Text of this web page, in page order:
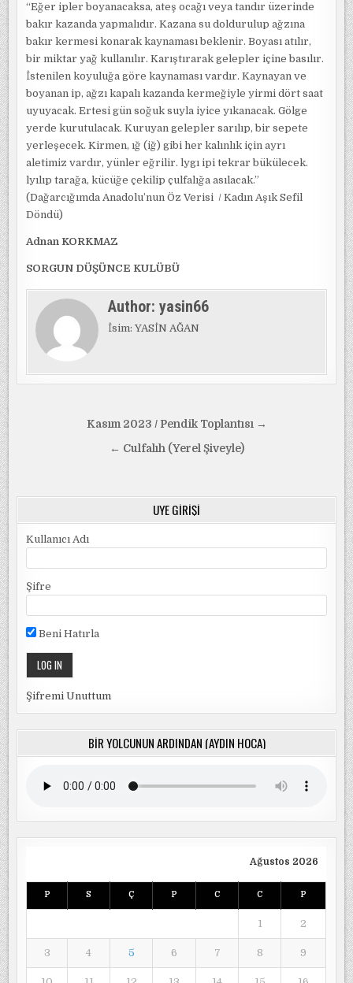
“Eğer ipler boyanacaksa, ateş ocağı veya tandır üzerinde
bakır kazanda yapmalıdır. Kazana su doldurulup ağzına
bakır kermesi konarak kaynaması beklenir. Boyası atılır,
bir miktar yağ kullanılır. Karıştırarak gelepler içine basılır.
İstenilen koyuluğa göre kaynaması vardır. Kaynayan ve
boyanan ip, ağzı kapalı kazanda kermeğiyle yirmi dört saat
uyuyacak. Ertesi gün soğuk suyla iyice yıkanacak. Gölge
yerde kurutulacak. Kuruyan gelepler sarılıp, bir sepete
yerleşecek. Kirmen, ığ (iğ) gibi her kalınlık için ayrı
aletimiz vardır, yünler eğrilir. lygı ipi tekrar bükülecek.
lyılıp tarağa, kücüğe çekilip çulfalığa asılacak.”
(Dağarcığımda Anadolu’nun Öz Verisi / Kadın Aşık Sefil
Döndü)
Adnan KORKMAZ
SORGUN DÜŞÜNCE KULÜBÜ
Author:yasin66
İsim: YASİN AĞAN
gezinmesi
Kasım 2023 / Pendik Toplantısı →
← Culfalıh (Yerel Şiveyle)
ÜYE GIRIŞI
Kullanıcı Adı
Şifre
Beni Hatırla
Şifremi Unuttum
BIR YOLCUNUN ARDINDAN (AYDIN HOCA)
Ağustos 2026
P S Ç P C C P
1 2
3 4 5 6 7 8 9